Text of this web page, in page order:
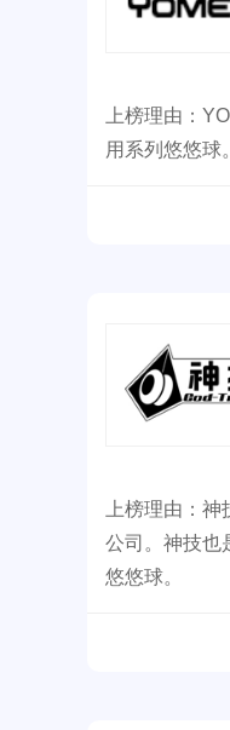
上榜理由：
用系列悠悠球。
上榜理由：
公司。神技也
悠悠球。